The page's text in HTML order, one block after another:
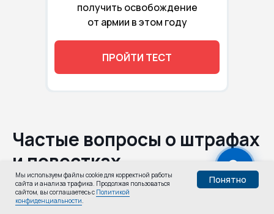
Пройти тест
Узнай,
годен ли ты:
получить освобождение
от армии в этом году
ПРОЙТИ ТЕСТ
Частые вопросы о штрафах
и повестках
Мы используем файлы cookie для корректной работы
сайта и анализа трафика. Продолжая пользоваться
сайтом, вы соглашаетесь с Политикой
конфиденциальности.
Понятно